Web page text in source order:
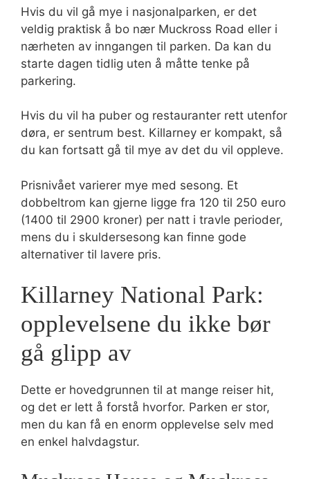
Hvis du vil gå mye i nasjonalparken, er det
veldig praktisk å bo nær Muckross Road eller i
nærheten av inngangen til parken. Da kan du
starte dagen tidlig uten å måtte tenke på
parkering.
Hvis du vil ha puber og restauranter rett utenfor
døra, er sentrum best. Killarney er kompakt, så
du kan fortsatt gå til mye av det du vil oppleve.
Prisnivået varierer mye med sesong. Et
dobbeltrom kan gjerne ligge fra 120 til 250 euro
(1400 til 2900 kroner) per natt i travle perioder,
mens du i skuldersesong kan finne gode
alternativer til lavere pris.
Killarney National Park:
opplevelsene du ikke bør
gå glipp av
Dette er hovedgrunnen til at mange reiser hit,
og det er lett å forstå hvorfor. Parken er stor,
men du kan få en enorm opplevelse selv med
en enkel halvdagstur.